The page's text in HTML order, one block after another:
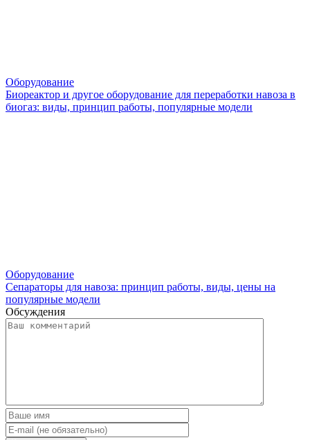
Оборудование
Биореактор и другое оборудование для переработки навоза в
биогаз: виды, принцип работы, популярные модели
Оборудование
Сепараторы для навоза: принцип работы, виды, цены на
популярные модели
Обсуждения